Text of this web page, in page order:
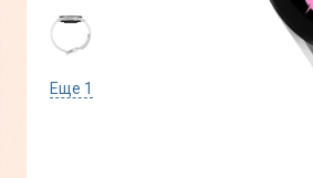
Еще 1